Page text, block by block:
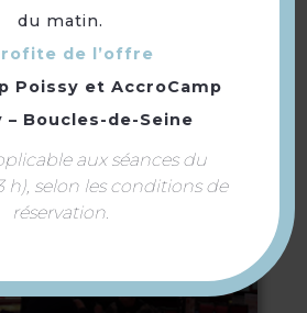
du matin.
de l’offre
Poissy et AccroCamp
– Boucles-de-Seine
aux séances du
h), selon les conditions de
réservation.